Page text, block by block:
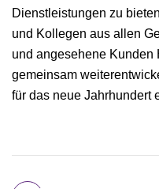
Dienstleistungen zu
und Kollegen aus allen
und angesehene Kunden
gemeinsam
für das neue Jahrhundert